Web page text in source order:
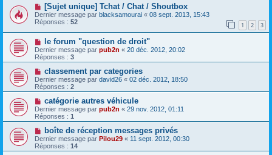
[Sujet unique] Tchat / Chat / Shoutbox
Dernier message par blacksamourai « 08 sept. 2013, 15:43
Réponses : 52 1 2 3
le forum "question de droit"
Dernier message par pub2n « 20 déc. 2012, 20:02
Réponses : 3
classement par categories
Dernier message par david26 « 02 déc. 2012, 18:50
Réponses : 2
catégorie autres véhicule
Dernier message par pub2n « 29 nov. 2012, 01:11
Réponses : 1
boîte de réception messages privés
Dernier message par Pilou29 « 11 sept. 2012, 00:30
Réponses : 14